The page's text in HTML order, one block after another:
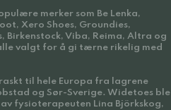
merker som Be Lenka,
Xero Shoes, Groundies,
Birkenstock, Viba, Reima, Altra og
valgt for å gi tærne rikelig med
til hele Europa fra lagrene
og Sør-Sverige. Widetoes ble
fysioterapeuten Lina Björkskog,